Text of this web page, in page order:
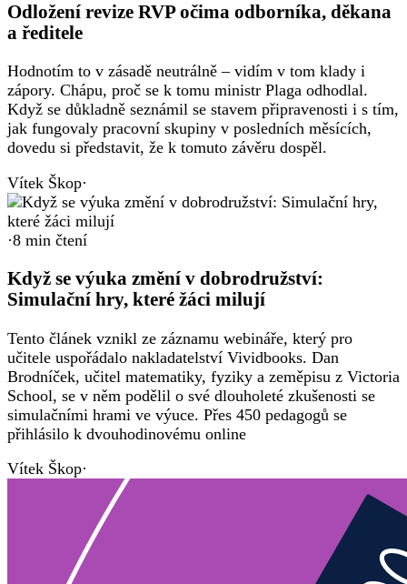
Odložení revize RVP očima odborníka, děkana
a ředitele
Hodnotím to v zásadě neutrálně – vidím v tom klady i
zápory. Chápu, proč se k tomu ministr Plaga odhodlal.
Když se důkladně seznámil se stavem připravenosti i s tím,
jak fungovaly pracovní skupiny v posledních měsících,
dovedu si představit, že k tomuto závěru dospěl.
Vítek Škop·
·8 min čtení
Když se výuka změní v dobrodružství:
Simulační hry, které žáci milují
Tento článek vznikl ze záznamu webináře, který pro
učitele uspořádalo nakladatelství Vividbooks. Dan
Brodníček, učitel matematiky, fyziky a zeměpisu z Victoria
School, se v něm podělil o své dlouholeté zkušenosti se
simulačními hrami ve výuce. Přes 450 pedagogů se
přihlásilo k dvouhodinovému online
Vítek Škop·